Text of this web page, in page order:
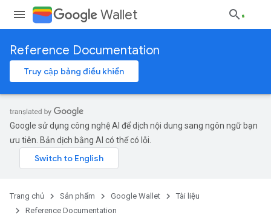
Wallet
Reference Documentation
Truy cập bảng điều khiển
Google sử dụng công nghệ AI để dịch nội dung sang ngôn ngữ bạn
ưu tiên. Bản dịch bằng AI có thể có lỗi.
Trang chủ Sản phẩm Google Wallet
Tài liệu
Reference Documentation